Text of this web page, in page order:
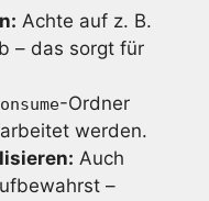
Achte auf z. B.
– das sorgt für
-Ordner
werden.
Auch
–